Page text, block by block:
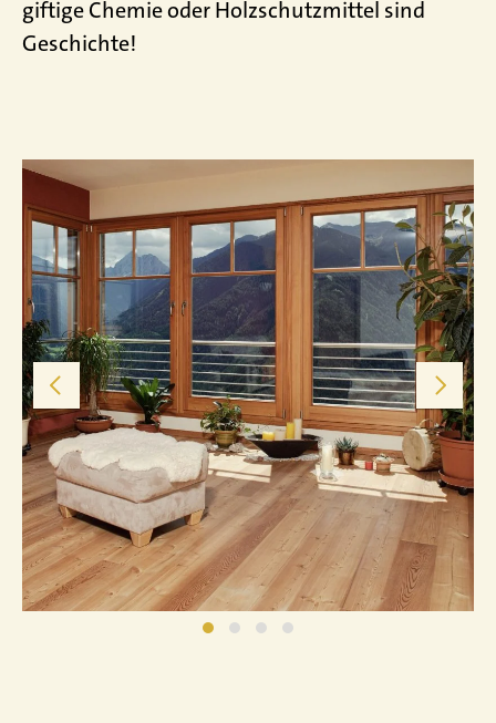
giftige Chemie oder Holzschutzmittel sind
Geschichte!